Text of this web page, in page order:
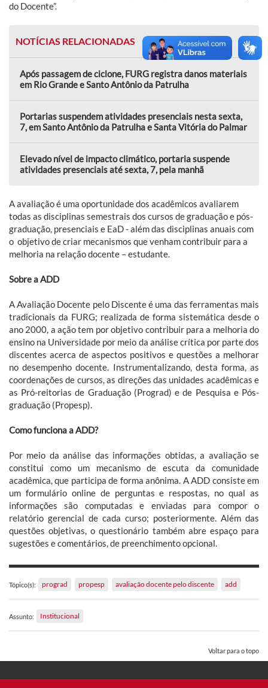
do Docente”.
NOTÍCIAS RELACIONADAS
Após passagem de ciclone, FURG registra danos materiais
em Rio Grande e Santo Antônio da Patrulha
Portarias suspendem atividades presenciais nesta sexta,
7, em Santo Antônio da Patrulha e Santa Vitória do Palmar
Elevado nível de impacto climático, portaria suspende
atividades presenciais até sexta, 7, pela manhã
A avaliação é uma oportunidade dos acadêmicos avaliarem
todas as disciplinas semestrais dos cursos de graduação e pós-
graduação, presenciais e EaD - além das disciplinas anuais com
o objetivo de criar mecanismos que venham contribuir para a
melhoria na relação docente – estudante.
Sobre a ADD
A Avaliação Docente pelo Discente é uma das ferramentas mais
tradicionais da FURG; realizada de forma sistemática desde o
ano 2000, a ação tem por objetivo contribuir para a melhoria do
ensino na Universidade por meio da análise crítica por parte dos
discentes acerca de aspectos positivos e questões a melhorar
no desempenho docente. Instrumentalizando, desta forma, as
coordenações de cursos, as direções das unidades acadêmicas e
as Pró-reitorias de Graduação (Prograd) e de Pesquisa e Pós-
graduação (Propesp).
Como funciona a ADD?
Por meio da análise das informações obtidas, a avaliação se
constitui como um mecanismo de escuta da comunidade
acadêmica, que participa de forma anônima. A ADD consiste em
um formulário online de perguntas e respostas, no qual as
informações são computadas e enviadas para compor o
relatório gerencial de cada curso; posteriormente. Além das
questões objetivas, o questionário também abre espaço para
sugestões e comentários, de preenchimento opcional.
Tópico(s): prograd propesp avaliação docente pelo discente add
Assunto: Institucional
Voltar para o topo